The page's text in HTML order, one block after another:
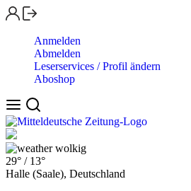
Anmelden
Abmelden
Leserservices / Profil ändern
Aboshop
wolkig
29° / 13°
Halle (Saale), Deutschland